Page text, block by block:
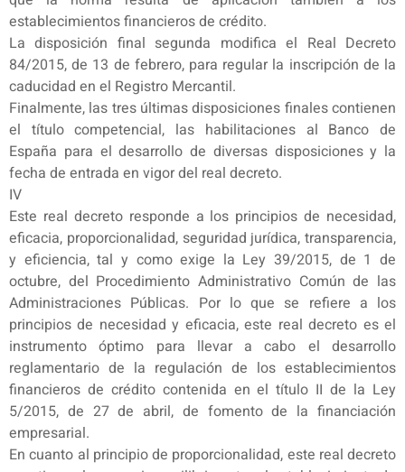
establecimientos financieros de crédito.
La disposición final segunda modifica el Real Decreto
84/2015, de 13 de febrero, para regular la inscripción de la
caducidad en el Registro Mercantil.
Finalmente, las tres últimas disposiciones finales contienen
el título competencial, las habilitaciones al Banco de
España para el desarrollo de diversas disposiciones y la
fecha de entrada en vigor del real decreto.
IV
Este real decreto responde a los principios de necesidad,
eficacia, proporcionalidad, seguridad jurídica, transparencia,
y eficiencia, tal y como exige la Ley 39/2015, de 1 de
octubre, del Procedimiento Administrativo Común de las
Administraciones Públicas. Por lo que se refiere a los
principios de necesidad y eficacia, este real decreto es el
instrumento óptimo para llevar a cabo el desarrollo
reglamentario de la regulación de los establecimientos
financieros de crédito contenida en el título II de la Ley
5/2015, de 27 de abril, de fomento de la financiación
empresarial.
En cuanto al principio de proporcionalidad, este real decreto